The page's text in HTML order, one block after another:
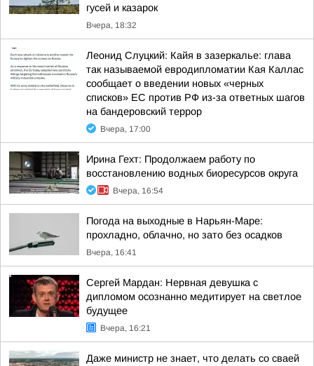
гусей и казарок
Вчера, 18:32
Леонид Слуцкий: Кайя в зазеркалье: глава
так называемой евродипломатии Кая Каллас
сообщает о введении новых «черных
списков» ЕС против РФ из-за ответных шагов
на бандеровский террор
Вчера, 17:00
Ирина Гехт: Продолжаем работу по
восстановлению водных биоресурсов округа
Вчера, 16:54
Погода на выходные в Нарьян-Маре:
прохладно, облачно, но зато без осадков
Вчера, 16:41
Сергей Мардан: Нервная девушка с
дипломом осознанно медитирует на светлое
будущее
Вчера, 16:21
Даже министр не знает, что делать со сваей